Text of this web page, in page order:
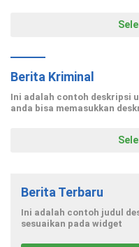
Berita Kriminal
Ini adalah contoh deskripsi
anda bisa memasukkan
Berita Terbaru
Ini adalah contoh judul
sesuaikan pada widget